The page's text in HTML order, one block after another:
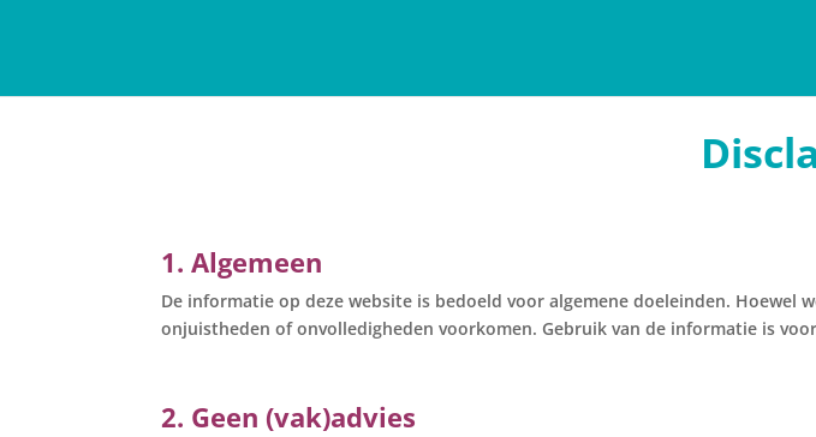
1. Algemeen
De informatie op deze website is bedoeld voor algemene doeleinden.
onjuistheden of onvolledigheden voorkomen. Gebruik van de informatie is
2. Geen (vak)advies